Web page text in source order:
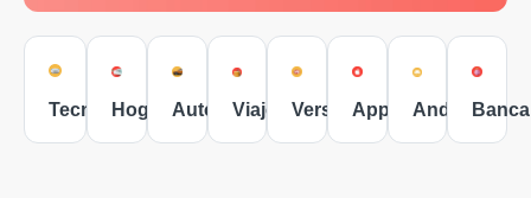
Tecnología
Hogar Autos Viajes VersusApple AndroidBanca